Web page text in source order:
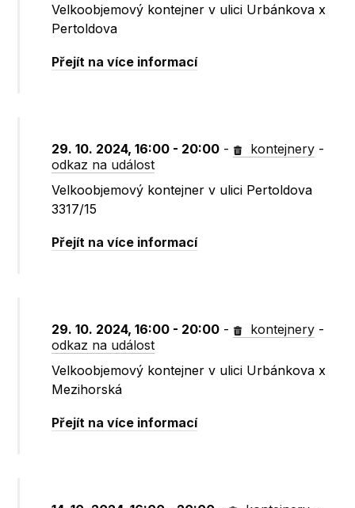
Velkoobjemový kontejner v ulici Urbánkova x
Pertoldova
Přejít na více informací
29. 10. 2024, 16:00 - 20:00 - kontejnery -
odkaz na událost
Velkoobjemový kontejner v ulici Pertoldova
3317/15
Přejít na více informací
29. 10. 2024, 16:00 - 20:00 - kontejnery -
odkaz na událost
Velkoobjemový kontejner v ulici Urbánkova x
Mezihorská
Přejít na více informací